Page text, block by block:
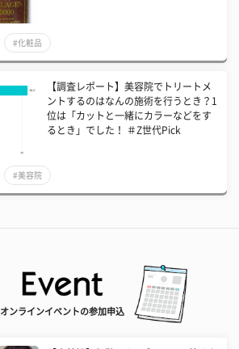
#化粧品
【調査レポート】美容院でトリートメ
ントするのはなんの施術を行うとき？1
位は「カットと一緒にカラーなどをす
るとき」でした！ ＃Z世代Pick
#美容院
オンラインイベントの参加申込